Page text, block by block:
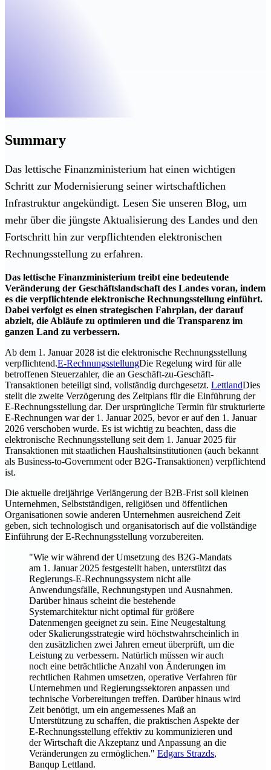
Summary
Das lettische Finanzministerium hat einen wichtigen
Schritt zur Modernisierung seiner wirtschaftlichen
Infrastruktur angekündigt. Lesen Sie unseren Blog, um
mehr über die jüngste Aktualisierung des Landes und den
Fortschritt hin zur verpflichtenden elektronischen
Rechnungsstellung zu erfahren.
Das lettische Finanzministerium treibt eine bedeutende
Veränderung der Geschäftslandschaft des Landes voran, indem
es die verpflichtende elektronische Rechnungsstellung einführt.
Dabei verfolgt es einen strategischen Fahrplan, der darauf
abzielt, die Abläufe zu optimieren und die Transparenz im
ganzen Land zu verbessern.
Ab dem 1. Januar 2028 ist die elektronische Rechnungsstellung
verpflichtend.E-RechnungsstellungDie Regelung wird für alle
betroffenen Steuerzahler, die an Geschäft-zu-Geschäft-
Transaktionen beteiligt sind, vollständig durchgesetzt. LettlandDies
stellt die zweite Verzögerung des Zeitplans für die Einführung der
E-Rechnungsstellung dar. Der ursprüngliche Termin für strukturierte
E-Rechnungen war der 1. Januar 2025, bevor er auf den 1. Januar
2026 verschoben wurde. Es ist wichtig zu beachten, dass die
elektronische Rechnungsstellung seit dem 1. Januar 2025 für
Transaktionen mit staatlichen Haushaltsinstitutionen (auch bekannt
als Business-to-Government oder B2G-Transaktionen) verpflichtend
ist.
Die aktuelle dreijährige Verlängerung der B2B-Frist soll kleinen
Unternehmen, Selbstständigen, religiösen und öffentlichen
Organisationen sowie anderen Unternehmen ausreichend Zeit
geben, sich technologisch und organisatorisch auf die vollständige
Einführung der E-Rechnungsstellung vorzubereiten.
"Wie wir während der Umsetzung des B2G-Mandats
am 1. Januar 2025 festgestellt haben, unterstützt das
Regierungs-E-Rechnungssystem nicht alle
Anwendungsfälle, Rechnungstypen und Ausnahmen.
Darüber hinaus scheint die bestehende
Systemarchitektur nicht optimal für größere
Datenmengen geeignet zu sein. Eine Neugestaltung
oder Skalierungsstrategie wird höchstwahrscheinlich in
den zusätzlichen zwei Jahren erneut überprüft, um die
Leistung zu verbessern. Natürlich müssen wir auch
noch eine beträchtliche Anzahl von Änderungen im
rechtlichen Rahmen umsetzen, operative Verfahren für
Unternehmen und Regierungssektoren anpassen und
technische Vorbereitungen treffen. Darüber hinaus wird
Zeit benötigt, um ein angemessenes Maß an
Unterstützung zu schaffen, die praktischen Aspekte der
E-Rechnungsstellung effektiv zu kommunizieren und
der Wirtschaft die Akzeptanz und Anpassung an die
Veränderungen zu ermöglichen." Edgars Strazds,
Banqup Lettland.